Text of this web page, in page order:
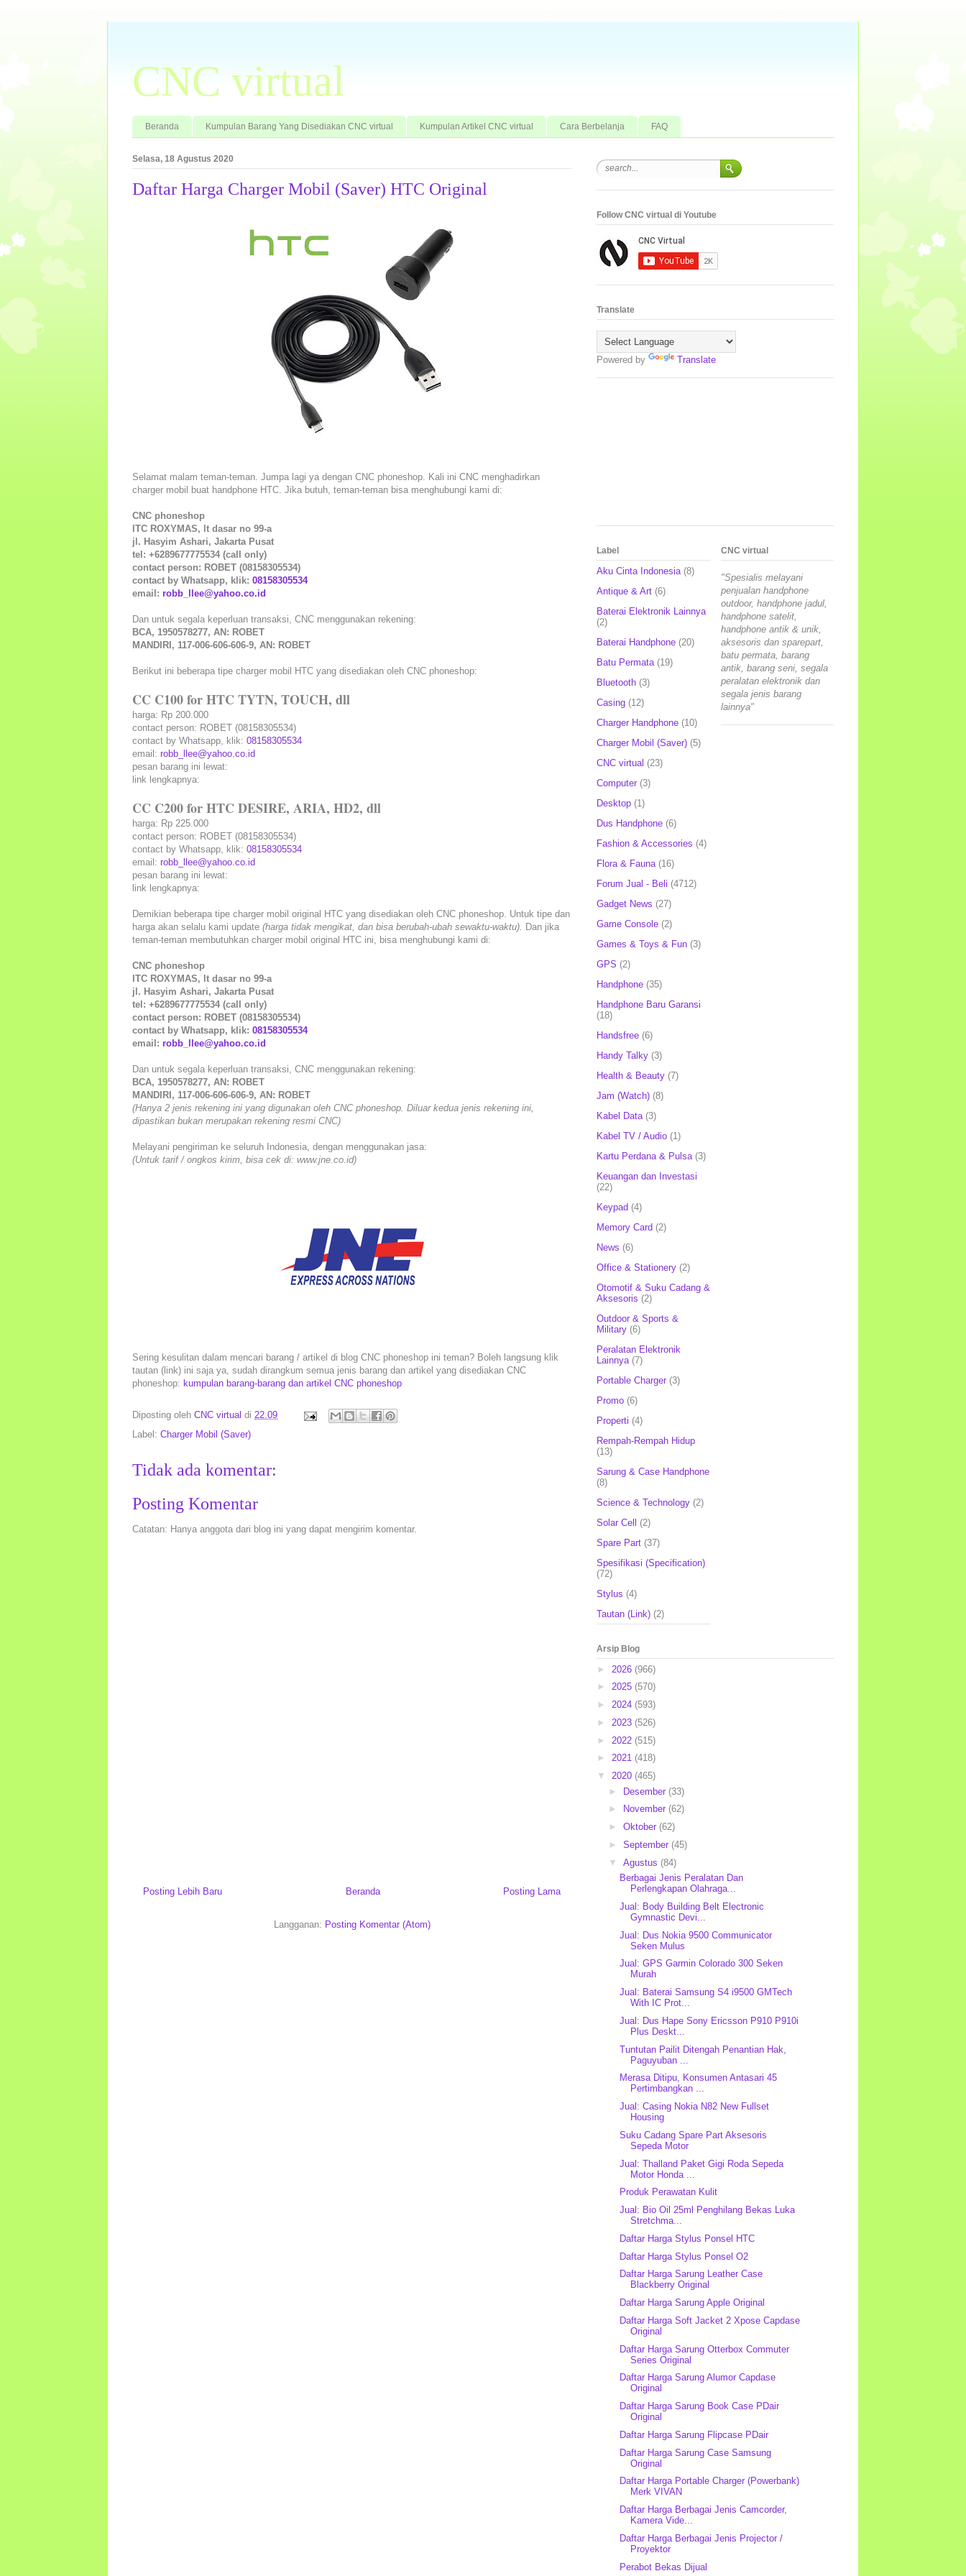
CNC virtual
Beranda Kumpulan Barang Yang Disediakan CNC virtual Kumpulan Artikel CNC virtual Cara Berbelanja FAQ
Selasa, 18 Agustus 2020
Daftar Harga Charger Mobil (Saver) HTC Original
Selamat malam teman-teman. Jumpa lagi ya dengan CNC phoneshop. Kali ini CNC menghadirkan
charger mobil buat handphone HTC. Jika butuh, teman-teman bisa menghubungi kami di:
CNC phoneshop
ITC ROXYMAS, lt dasar no 99-a
jl. Hasyim Ashari, Jakarta Pusat
tel: +6289677775534 (call only)
contact person: ROBET (08158305534)
contact by Whatsapp, klik: 08158305534
email: robb_llee@yahoo.co.id
Dan untuk segala keperluan transaksi, CNC menggunakan rekening:
BCA, 1950578277, AN: ROBET
MANDIRI, 117-006-606-606-9, AN: ROBET
Berikut ini beberapa tipe charger mobil HTC yang disediakan oleh CNC phoneshop:
CC C100 for HTC TYTN, TOUCH, dll
harga: Rp 200.000
contact person: ROBET (08158305534)
contact by Whatsapp, klik: 08158305534
email: robb_llee@yahoo.co.id
pesan barang ini lewat:
link lengkapnya:
CC C200 for HTC DESIRE, ARIA, HD2, dll
harga: Rp 225.000
contact person: ROBET (08158305534)
contact by Whatsapp, klik: 08158305534
email: robb_llee@yahoo.co.id
pesan barang ini lewat:
link lengkapnya:
Demikian beberapa tipe charger mobil original HTC yang disediakan oleh CNC phoneshop. Untuk tipe dan
harga akan selalu kami update (harga tidak mengikat, dan bisa berubah-ubah sewaktu-waktu). Dan jika
teman-teman membutuhkan charger mobil original HTC ini, bisa menghubungi kami di:
CNC phoneshop
ITC ROXYMAS, lt dasar no 99-a
jl. Hasyim Ashari, Jakarta Pusat
tel: +6289677775534 (call only)
contact person: ROBET (08158305534)
contact by Whatsapp, klik: 08158305534
email: robb_llee@yahoo.co.id
Dan untuk segala keperluan transaksi, CNC menggunakan rekening:
BCA, 1950578277, AN: ROBET
MANDIRI, 117-006-606-606-9, AN: ROBET
(Hanya 2 jenis rekening ini yang digunakan oleh CNC phoneshop. Diluar kedua jenis rekening ini,
dipastikan bukan merupakan rekening resmi CNC)
Melayani pengiriman ke seluruh Indonesia, dengan menggunakan jasa:
(Untuk tarif / ongkos kirim, bisa cek di: www.jne.co.id)
Sering kesulitan dalam mencari barang / artikel di blog CNC phoneshop ini teman? Boleh langsung klik
tautan (link) ini saja ya, sudah dirangkum semua jenis barang dan artikel yang disediakan CNC
phoneshop: kumpulan barang-barang dan artikel CNC phoneshop
Diposting oleh CNC virtual di 22.09
Label: Charger Mobil (Saver)
Tidak ada komentar:
Posting Komentar
Catatan: Hanya anggota dari blog ini yang dapat mengirim komentar.
Posting Lebih Baru Posting Lama
Beranda
Langganan: Posting Komentar (Atom)
Follow CNC virtual di Youtube
Translate
Powered by Translate
Label
Aku Cinta Indonesia (8)
Antique & Art (6)
Baterai Elektronik Lainnya
(2)
Baterai Handphone (20)
Batu Permata (19)
Bluetooth (3)
Casing (12)
Charger Handphone (10)
Charger Mobil (Saver) (5)
CNC virtual (23)
Computer (3)
Desktop (1)
Dus Handphone (6)
Fashion & Accessories (4)
Flora & Fauna (16)
Forum Jual - Beli (4712)
Gadget News (27)
Game Console (2)
Games & Toys & Fun (3)
GPS (2)
Handphone (35)
Handphone Baru Garansi
(18)
Handsfree (6)
Handy Talky (3)
Health & Beauty (7)
Jam (Watch) (8)
Kabel Data (3)
Kabel TV / Audio (1)
Kartu Perdana & Pulsa (3)
Keuangan dan Investasi
(22)
Keypad (4)
Memory Card (2)
News (6)
Office & Stationery (2)
Otomotif & Suku Cadang &
Aksesoris (2)
Outdoor & Sports &
Military (6)
Peralatan Elektronik
Lainnya (7)
Portable Charger (3)
Promo (6)
Properti (4)
Rempah-Rempah Hidup
(13)
Sarung & Case Handphone
(8)
Science & Technology (2)
Solar Cell (2)
Spare Part (37)
Spesifikasi (Specification)
(72)
Stylus (4)
Tautan (Link) (2)
CNC virtual
"Spesialis melayani
penjualan handphone
outdoor, handphone jadul,
handphone satelit,
handphone antik & unik,
aksesoris dan sparepart,
batu permata, barang
antik, barang seni, segala
peralatan elektronik dan
segala jenis barang
lainnya"
Arsip Blog
► 2026 (966)
► 2025 (570)
► 2024 (593)
► 2023 (526)
► 2022 (515)
► 2021 (418)
▼ 2020 (465)
► Desember (33)
►
November (62)
► Oktober (62)
► September (45)
▼ Agustus (84)
Berbagai Jenis Peralatan Dan
Perlengkapan Olahraga...
Jual: Body Building Belt Electronic
Gymnastic Devi...
Jual: Dus Nokia 9500 Communicator
Seken Mulus
Jual: GPS Garmin Colorado 300 Seken
Murah
Jual: Baterai Samsung S4 i9500 GMTech
With IC Prot...
Jual: Dus Hape Sony Ericsson P910 P910i
Plus Deskt...
Tuntutan Pailit Ditengah Penantian Hak,
Paguyuban ...
Merasa Ditipu, Konsumen Antasari 45
Pertimbangkan ...
Jual: Casing Nokia N82 New Fullset
Housing
Suku Cadang Spare Part Aksesoris
Sepeda Motor
Jual: Thalland Paket Gigi Roda Sepeda
Motor Honda ...
Produk Perawatan Kulit
Jual: Bio Oil 25ml Penghilang Bekas Luka
Stretchma...
Daftar Harga Stylus Ponsel HTC
Daftar Harga Stylus Ponsel O2
Daftar Harga Sarung Leather Case
Blackberry Original
Daftar Harga Sarung Apple Original
Daftar Harga Soft Jacket 2 Xpose Capdase
Original
Daftar Harga Sarung Otterbox Commuter
Series Original
Daftar Harga Sarung Alumor Capdase
Original
Daftar Harga Sarung Book Case PDair
Original
Daftar Harga Sarung Flipcase PDair
Daftar Harga Sarung Case Samsung
Original
Daftar Harga Portable Charger (Powerbank)
Merk VIVAN
Daftar Harga Berbagai Jenis Camcorder,
Kamera Vide...
Daftar Harga Berbagai Jenis Projector /
Proyektor
Perabot Bekas Dijual